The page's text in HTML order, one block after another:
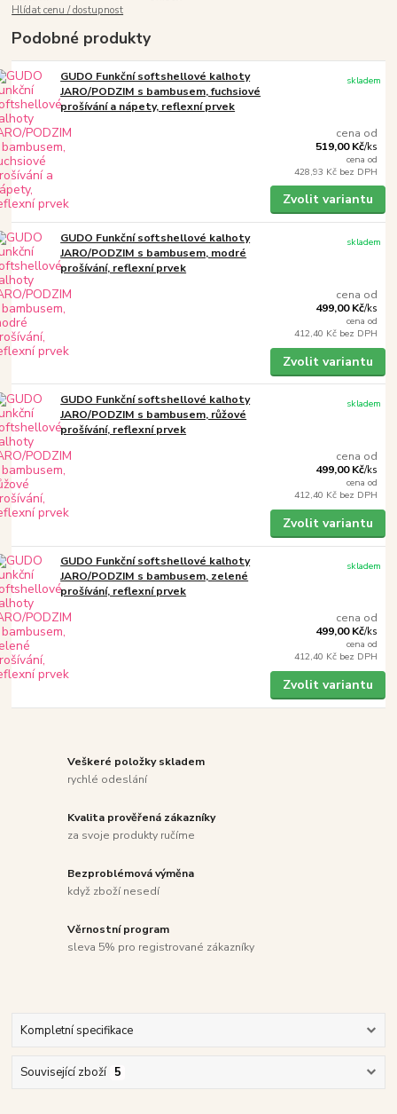
Hlídat cenu / dostupnost
Podobné produkty
GUDO Funkční softshellové kalhoty
JARO/PODZIM s bambusem, fuchsiové
prošívání a nápety, reflexní prvek
cena od
519,00 Kč/ks
cena od
428,93 Kč bez DPH
skladem
Zvolit variantu
GUDO Funkční softshellové kalhoty
JARO/PODZIM s bambusem, modré
prošívání, reflexní prvek
cena od
499,00 Kč/ks
cena od
412,40 Kč bez DPH
skladem
Zvolit variantu
GUDO Funkční softshellové kalhoty
JARO/PODZIM s bambusem, růžové
prošívání, reflexní prvek
cena od
499,00 Kč/ks
cena od
412,40 Kč bez DPH
skladem
Zvolit variantu
GUDO Funkční softshellové kalhoty
JARO/PODZIM s bambusem, zelené
prošívání, reflexní prvek
cena od
499,00 Kč/ks
cena od
412,40 Kč bez DPH
skladem
Zvolit variantu
Veškeré položky skladem
rychlé odeslání
Kvalita prověřená zákazníky
za svoje produkty ručíme
Bezproblémová výměna
když zboží nesedí
Věrnostní program
sleva 5% pro registrované zákazníky
Kompletní specifikace
Související zboží 5